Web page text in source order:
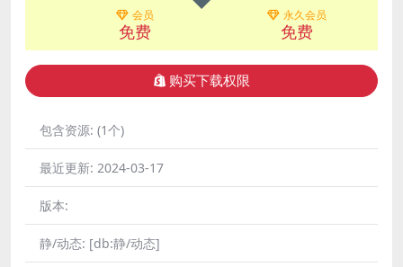
会员
免费
永久会员
免费
购买下载权限
包含资源: (1个)
最近更新: 2024-03-17
版本:
静/动态: [db:静/动态]